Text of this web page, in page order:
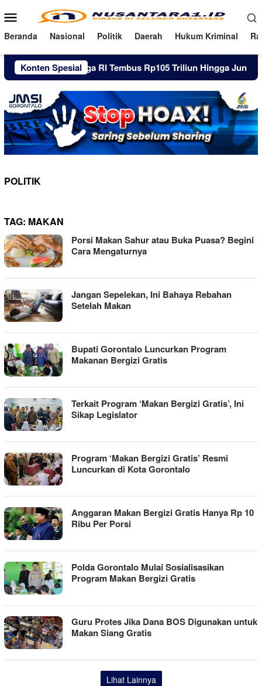
ke
konten
Menu
Mobile
Beranda Nasional Politik Daerah Hukum Kriminal
Konten Spesial
Pinjol Warga RI Tembus Rp105 Triliun Hingga Juni 2026
POLITIK
TAG: MAKAN
Porsi Makan Sahur atau Buka Puasa? Begini
Cara Mengaturnya
Jangan Sepelekan, Ini Bahaya Rebahan
Setelah Makan
Bupati Gorontalo Luncurkan Program
Makanan Bergizi Gratis
Terkait Program ‘Makan Bergizi Gratis’, Ini
Sikap Legislator
Program ‘Makan Bergizi Gratis’ Resmi
Luncurkan di Kota Gorontalo
Anggaran Makan Bergizi Gratis Hanya Rp 10
Ribu Per Porsi
Polda Gorontalo Mulai Sosialisasikan
Program Makan Bergizi Gratis
Guru Protes Jika Dana BOS Digunakan untuk
Makan Siang Gratis
Lihat Lainnya